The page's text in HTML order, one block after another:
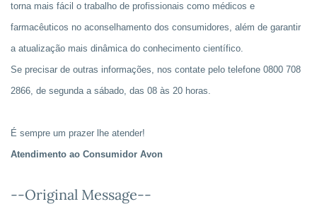
torna mais fácil o trabalho de profissionais como médicos e
farmacêuticos no aconselhamento dos consumidores, além de garantir
a atualização mais dinâmica do conhecimento científico.
Se precisar de outras informações, nos contate pelo telefone 0800 708
2866, de segunda a sábado, das 08 às 20 horas.
É sempre um prazer lhe atender!
Atendimento ao Consumidor Avon
--Original Message--